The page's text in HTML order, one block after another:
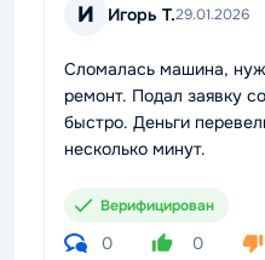
И Игорь Т.29.01.2026
Сломалась машина,
ремонт. Подал заявку
быстро. Деньги
несколько минут.
Верифицирован
0 0